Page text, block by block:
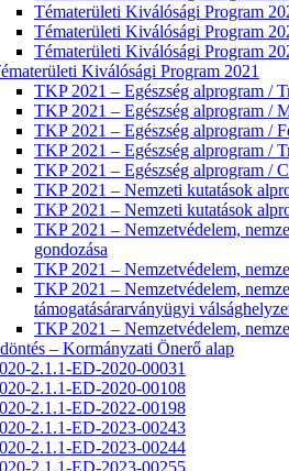
Tématerületi Kiválósági Program
Tématerületi Kiválósági Program
Tématerületi Kiválósági Program
Kiválósági Program 2021
TKP 2021 – Egészség alprogram /
TKP 2021 – Egészség alprogram /
TKP 2021 – Egészség alprogram /
TKP 2021 – Egészség alprogram /
TKP 2021 – Egészség alprogram /
TKP 2021 – Nemzeti kutatások
TKP 2021 – Nemzeti kutatások
TKP 2021 – Nemzetvédelem,
gondozása
TKP 2021 – Nemzetvédelem,
TKP 2021 – Nemzetvédelem,
támogatásárarványügyi
TKP 2021 – Nemzetvédelem,
– Kormányzati Önerő alap
2.1.1-ED-2020-00031
2.1.1-ED-2020-00108
2.1.1-ED-2022-00198
2.1.1-ED-2023-00243
2.1.1-ED-2023-00244
2.1.1-ED-2023-00255